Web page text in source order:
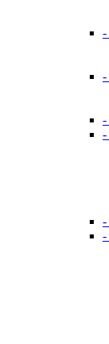
-
-
-
-
-
-